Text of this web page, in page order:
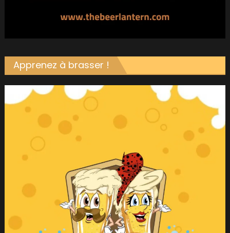
Apprenez à brasser !